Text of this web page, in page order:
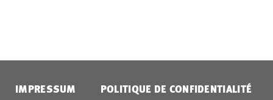
IMPRESSUM POLITIQUE DE CONFIDENTIALITÉ